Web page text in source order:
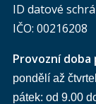
ID datové
IČO: 00216208
Provozní doba
pondělí až
pátek: od 9.00